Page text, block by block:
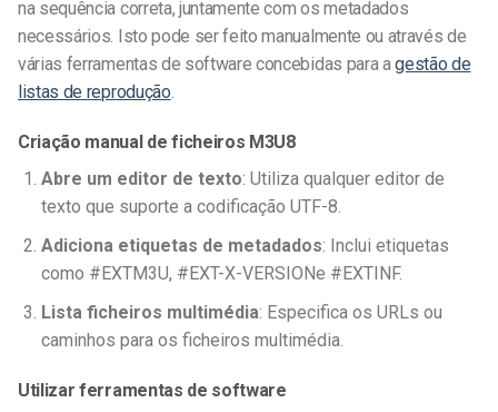
na sequência correta, juntamente com os metadados
necessários. Isto pode ser feito manualmente ou através de
várias ferramentas de software concebidas para agestão de
listas de reprodução
Criação manual de ficheiros M3U8
Abre um editor de texto: Utiliza qualquer editor de
texto que suporte a codificação UTF-8.
Adiciona etiquetas de metadados: Inclui etiquetas
como #EXTM3U, #EXT-X-VERSIONe #EXTINF.
Lista ficheiros multimédia: Especifica os URLs ou
caminhos para os ficheiros multimédia.
Utilizar ferramentas de software